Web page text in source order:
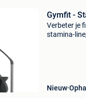
Gymfit -
Verbeter je
stamina-
Nieuw